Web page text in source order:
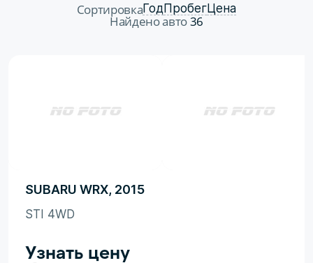
СортировкаГодПробегЦена
Найдено авто36
SUBARU WRX, 2015
STI 4WD
Узнать цену